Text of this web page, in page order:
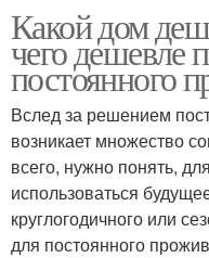
Какой дом
чего дешевле
постоянного
Вслед за решением
возникает множество
всего, нужно понять,
использоваться
круглогодичного или
для постоянного